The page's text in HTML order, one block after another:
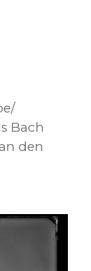
Bach
den